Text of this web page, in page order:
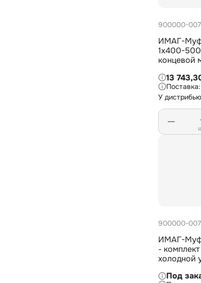
900000-
ИМАГ-
1х400-
концевой
для 1-жил.
1х400-
13
У
900000-
ИМАГ-
-
холодной
с Под